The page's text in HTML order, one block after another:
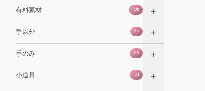
有料素材 108
手以外 39
手のみ 25
小道具 131